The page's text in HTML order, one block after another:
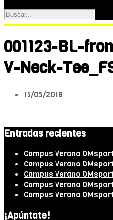
001123-BL-
V-Neck-
15/05/2018
Entradas recientes
Campus Verano
Campus Verano
Campus Verano
Campus Verano
Campus Verano
¡Apúntate!